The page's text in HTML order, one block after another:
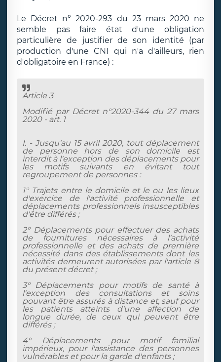
Le Décret n° 2020-293 du 23 mars 2020 ne
semble pas faire état d'une obligation
particulière de justifier de son identité (par
production d'une CNI qui n'a d'ailleurs, rien
d'obligatoire en France) :
Article 3
Modifié par Décret n°2020-344 du 27 mars
2020 - art. 1
I. - Jusqu'au 15 avril 2020, tout déplacement
de personne hors de son domicile est
interdit à l'exception des déplacements pour
les motifs suivants en évitant tout
regroupement de personnes :
1° Trajets entre le domicile et le ou les lieux
d'exercice de l'activité professionnelle et
déplacements professionnels insusceptibles
d'être différés ;
2° Déplacements pour effectuer des achats
de fournitures nécessaires à l'activité
professionnelle et des achats de première
nécessité dans des établissements dont les
activités demeurent autorisées par l'article 8
du présent décret ;
3° Déplacements pour motifs de santé à
l'exception des consultations et soins
pouvant être assurés à distance et, sauf pour
les patients atteints d'une affection de
longue durée, de ceux qui peuvent être
différés ;
4° Déplacements pour motif familial
impérieux, pour l'assistance des personnes
vulnérables et pour la garde d'enfants ;